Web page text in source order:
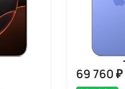
69 760 ₽